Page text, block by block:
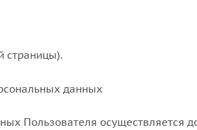
страницы).
данных
Пользователя осуществляется